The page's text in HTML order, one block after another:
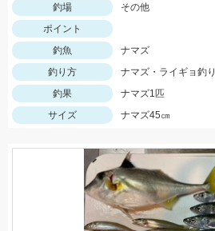
釣場
その他
ポイント
釣魚
ナマズ
釣り方
ナマズ・ライギョ釣り
釣果
ナマズ1匹
サイズ
ナマズ45㎝